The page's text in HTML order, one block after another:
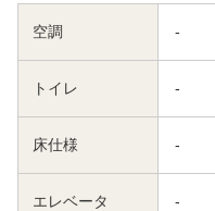
空調 -
トイレ -
床仕様 -
エレベータ -